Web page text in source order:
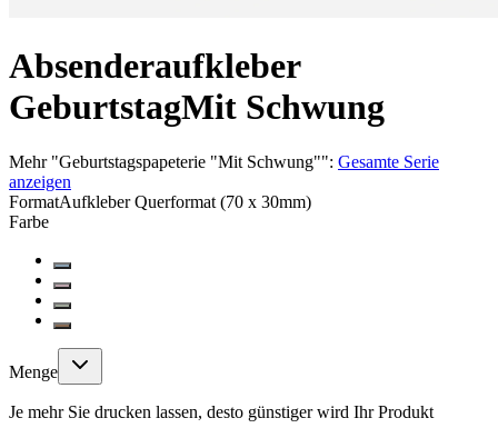
Absenderaufkleber
GeburtstagMit Schwung
Mehr"Geburtstagspapeterie "Mit Schwung"": Gesamte Serie
anzeigen
FormatAufkleber Querformat (70 x 30mm)
Farbe
Menge
Je mehr Sie drucken lassen, desto günstiger wird Ihr Produkt